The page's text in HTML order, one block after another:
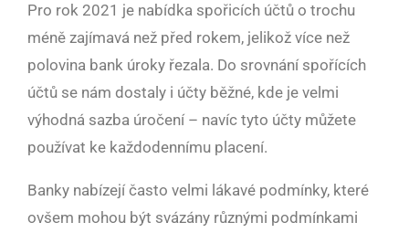
Pro rok 2021 je nabídka spořicích účtů o trochu
méně zajímavá než před rokem, jelikož více než
polovina bank úroky řezala. Do srovnání spořících
účtů se nám dostaly i účty běžné, kde je velmi
výhodná sazba úročení – navíc tyto účty můžete
používat ke každodennímu placení.
Banky nabízejí často velmi lákavé podmínky, které
ovšem mohou být svázány různými podmínkami